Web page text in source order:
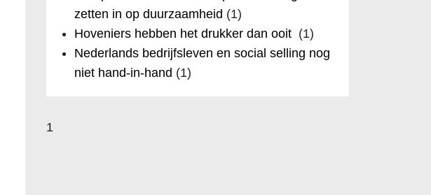
zetten in op duurzaamheid (1)
Hoveniers hebben het drukker dan ooit (1)
Nederlands bedrijfsleven en social selling nog
niet hand-in-hand (1)
1